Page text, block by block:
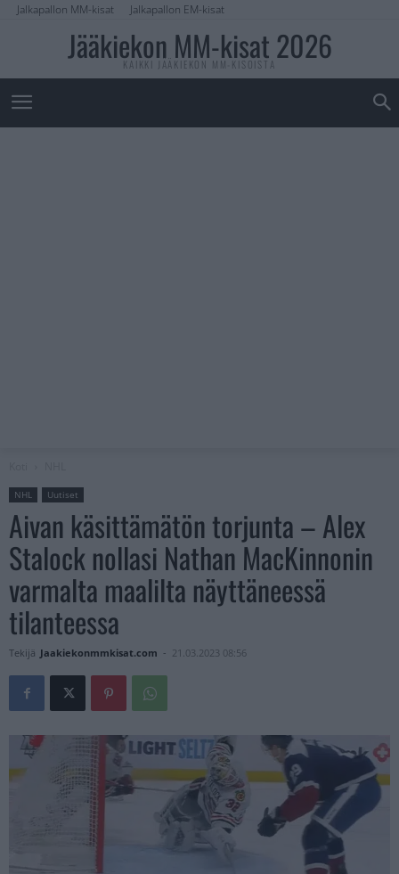
Jalkapallon MM-kisat Jalkapallon EM-kisat
Jääkiekon MM-kisat 2026
KAIKKI JÄÄKIEKON MM-KISOISTA
NHL Uutiset
Aivan käsittämätön torjunta – Alex
Stalock nollasi Nathan MacKinnonin
varmalta maalilta näyttäneessä
tilanteessa
Tekijä Jaakiekonmmkisat.com - 21.03.2023 08:56